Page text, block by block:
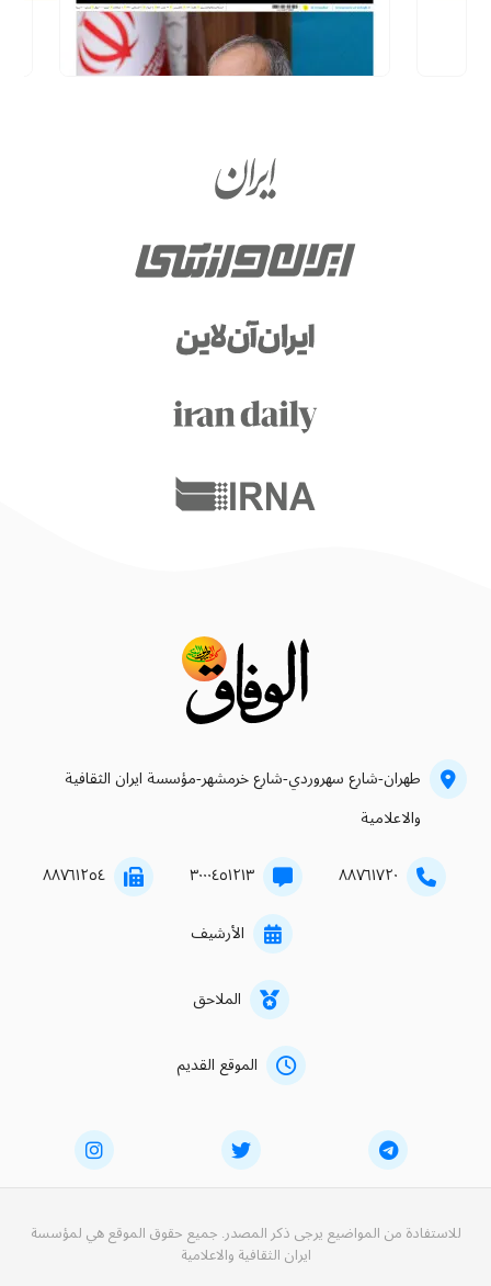
طهران-شارع سهروردي-شارع خرمشهر-مؤسسة ايران الثقافية
والاعلامية
۸۸۷٦۱۷۲۰ ۳۰۰۰٤٥۱۲۱۳ ۸۸۷٦۱۲٥٤
الأرشيف
الملاحق
الموقع القديم
للاستفادة من المواضيع يرجى ذكر المصدر. جميع حقوق الموقع هي لمؤسسة
ايران الثقافية والاعلامية